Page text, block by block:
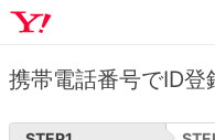
携帯電話番号でID登